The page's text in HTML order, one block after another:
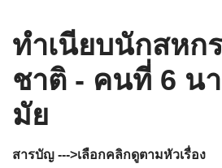
ทำเนียบนักสหก
ชาติ - คนที่ 6 น
มัย
สารบัญ --->เลือกคลิกดูตามหัวเรื่อง